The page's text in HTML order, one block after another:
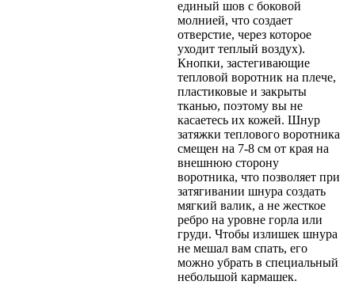
единый шов с боковой
молнией, что создает
отверстие, через которое
уходит теплый воздух).
Кнопки, застегивающие
тепловой воротник на плече,
пластиковые и закрыты
тканью, поэтому вы не
касаетесь их кожей. Шнур
затяжки теплового воротника
смещен на 7-8 см от края на
внешнюю сторону
воротника, что позволяет при
затягивании шнура создать
мягкий валик, а не жесткое
ребро на уровне горла или
груди. Чтобы излишек шнура
не мешал вам спать, его
можно убрать в специальный
небольшой кармашек.